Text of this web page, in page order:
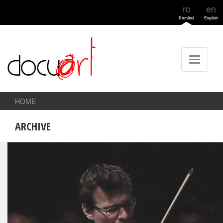
ro
Română
en
English
HOME
ARCHIVE